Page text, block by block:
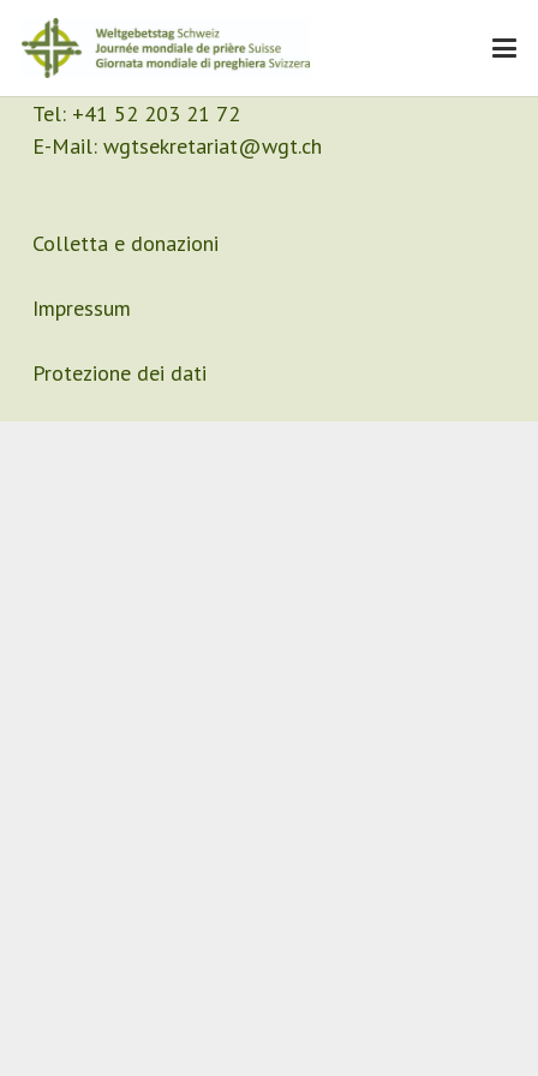
Contatto
Segretariato
Tel: +41 52 203 21 72
E-Mail: wgtsekretariat@wgt.ch
Colletta e donazioni
Impressum
Protezione dei dati